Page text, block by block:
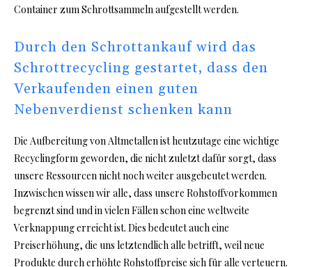
Container zum Schrottsammeln aufgestellt werden.
Durch den Schrottankauf wird das
Schrottrecycling gestartet, dass den
Verkaufenden einen guten
Nebenverdienst schenken kann
Die Aufbereitung von Altmetallen ist heutzutage eine wichtige
Recyclingform geworden, die nicht zuletzt dafür sorgt, dass
unsere Ressourcen nicht noch weiter ausgebeutet werden.
Inzwischen wissen wir alle, dass unsere Rohstoffvorkommen
begrenzt sind und in vielen Fällen schon eine weltweite
Verknappung erreicht ist. Dies bedeutet auch eine
Preiserhöhung, die uns letztendlich alle betrifft, weil neue
Produkte durch erhöhte Rohstoffpreise sich für alle verteuern.